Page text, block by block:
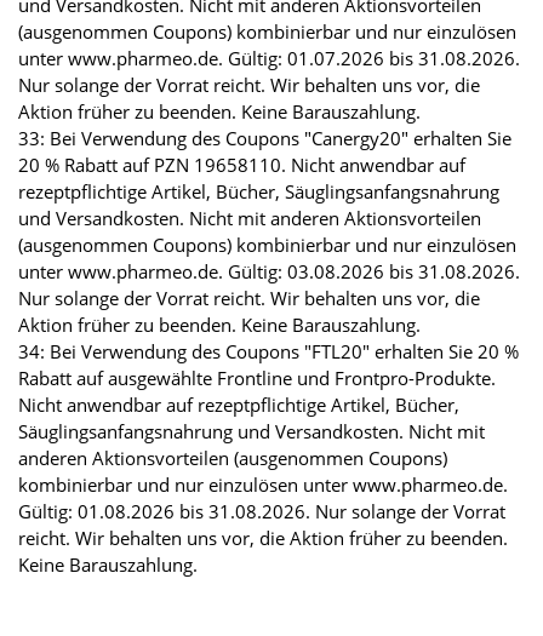
und Versandkosten. Nicht mit anderen Aktionsvorteilen
(ausgenommen Coupons) kombinierbar und nur einzulösen
unter www.pharmeo.de. Gültig: 01.07.2026 bis 31.08.2026.
Nur solange der Vorrat reicht. Wir behalten uns vor, die
Aktion früher zu beenden. Keine Barauszahlung.
33: Bei Verwendung des Coupons "Canergy20" erhalten Sie
20 % Rabatt auf PZN 19658110. Nicht anwendbar auf
rezeptpflichtige Artikel, Bücher, Säuglingsanfangsnahrung
und Versandkosten. Nicht mit anderen Aktionsvorteilen
(ausgenommen Coupons) kombinierbar und nur einzulösen
unter www.pharmeo.de. Gültig: 03.08.2026 bis 31.08.2026.
Nur solange der Vorrat reicht. Wir behalten uns vor, die
Aktion früher zu beenden. Keine Barauszahlung.
34: Bei Verwendung des Coupons "FTL20" erhalten Sie 20 %
Rabatt auf ausgewählte Frontline und Frontpro-Produkte.
Nicht anwendbar auf rezeptpflichtige Artikel, Bücher,
Säuglingsanfangsnahrung und Versandkosten. Nicht mit
anderen Aktionsvorteilen (ausgenommen Coupons)
kombinierbar und nur einzulösen unter www.pharmeo.de.
Gültig: 01.08.2026 bis 31.08.2026. Nur solange der Vorrat
reicht. Wir behalten uns vor, die Aktion früher zu beenden.
Keine Barauszahlung.